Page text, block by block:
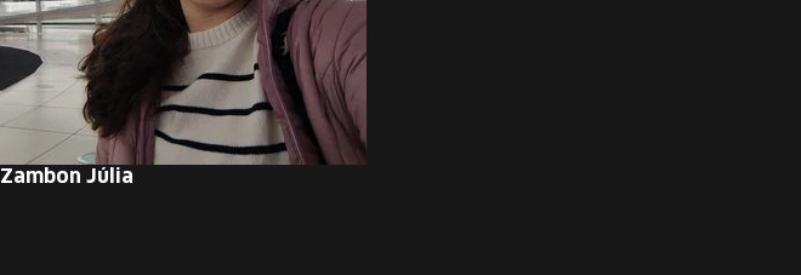
Zambon Júlia